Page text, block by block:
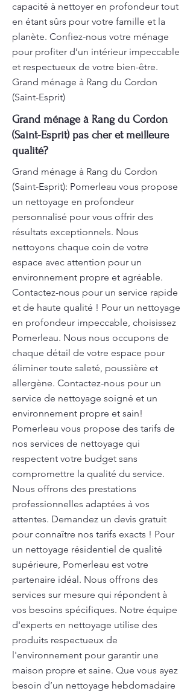
capacité à nettoyer en profondeur tout
en étant sûrs pour votre famille et la
planète. Confiez-nous votre ménage
pour profiter d’un intérieur impeccable
et respectueux de votre bien-être.
Grand ménage à Rang du Cordon
(Saint-Esprit)
Grand ménage à Rang du Cordon
(Saint-Esprit) pas cher et meilleure
qualité?
Grand ménage à Rang du Cordon
(Saint-Esprit): Pomerleau vous propose
un nettoyage en profondeur
personnalisé pour vous offrir des
résultats exceptionnels. Nous
nettoyons chaque coin de votre
espace avec attention pour un
environnement propre et agréable.
Contactez-nous pour un service rapide
et de haute qualité ! Pour un nettoyage
en profondeur impeccable, choisissez
Pomerleau. Nous nous occupons de
chaque détail de votre espace pour
éliminer toute saleté, poussière et
allergène. Contactez-nous pour un
service de nettoyage soigné et un
environnement propre et sain!
Pomerleau vous propose des tarifs de
nos services de nettoyage qui
respectent votre budget sans
compromettre la qualité du service.
Nous offrons des prestations
professionnelles adaptées à vos
attentes. Demandez un devis gratuit
pour connaître nos tarifs exacts ! Pour
un nettoyage résidentiel de qualité
supérieure, Pomerleau est votre
partenaire idéal. Nous offrons des
services sur mesure qui répondent à
vos besoins spécifiques. Notre équipe
d'experts en nettoyage utilise des
produits respectueux de
l'environnement pour garantir une
maison propre et saine. Que vous ayez
besoin d’un nettoyage hebdomadaire